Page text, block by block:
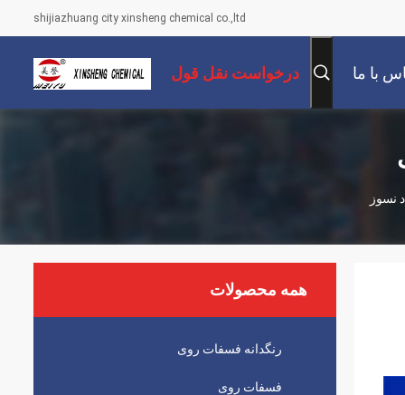
shijiazhuang city xinsheng chemical co.,ltd
با ما درخواست نقل قول
نسوز
همه محصولات
رنگدانه فسفات روی
فسفات روی